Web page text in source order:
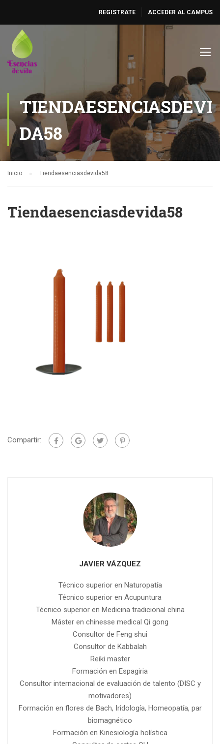
REGISTRATE ACCEDER AL CAMPUS
TIENDAESENCIASDEVI
DA58
Inicio Tiendaesenciasdevida58
Tiendaesenciasdevida58
Compartir:
JAVIER VÁZQUEZ
Técnico superior en Naturopatía
Técnico superior en Acupuntura
Técnico superior en Medicina tradicional china
Máster en chinesse medical Qi gong
Consultor de Feng shui
Consultor de Kabbalah
Reiki master
Formación en Espagiria
Consultor internacional de evaluación de talento (DISC y
motivadores)
Formación en flores de Bach, Iridología, Homeopatía, par
biomagnético
Formación en Kinesiología holística